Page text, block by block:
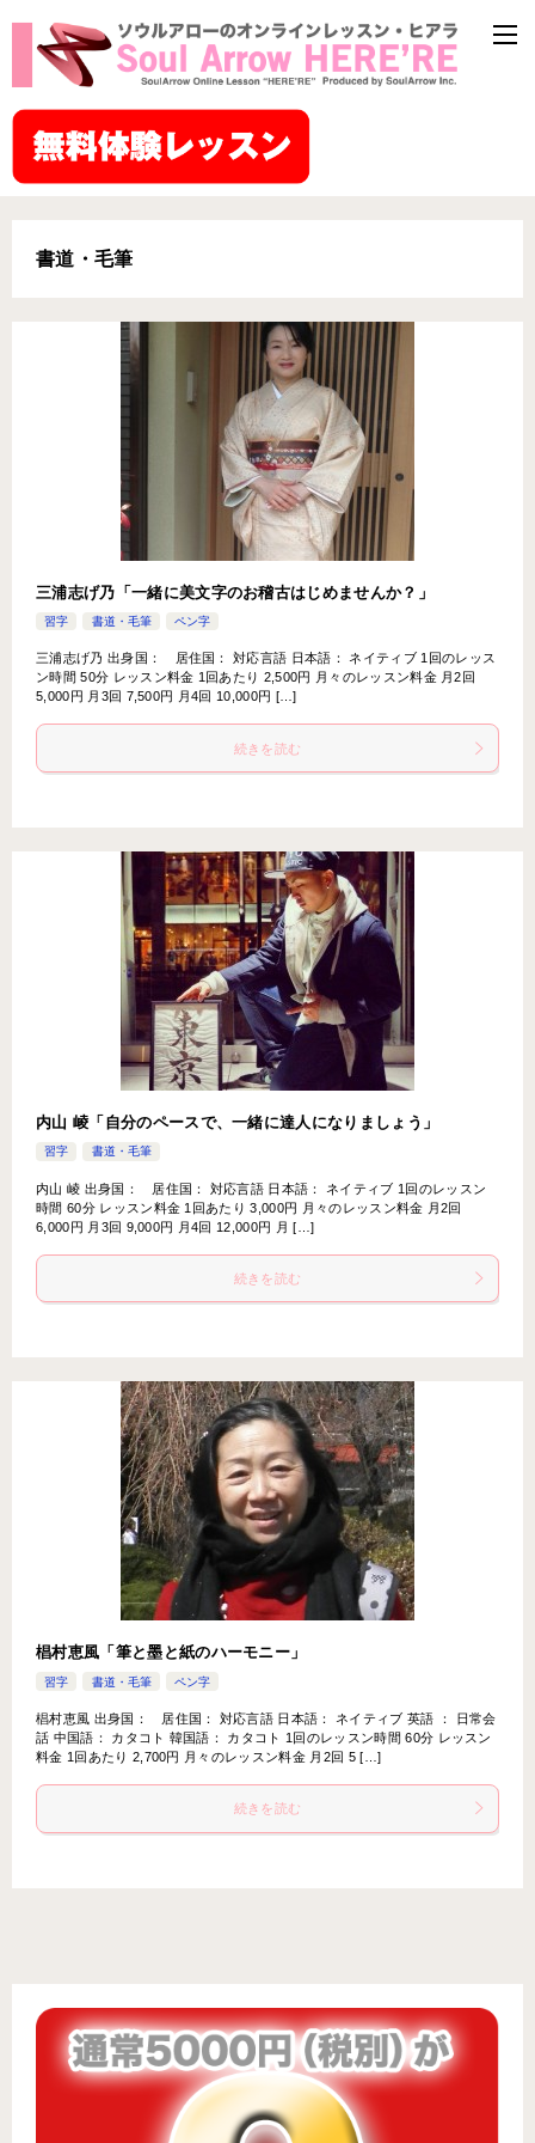
書道・毛筆
三浦志げ乃「一緒に美文字のお稽古はじめませんか？」
習字 書道・毛筆 ペン字
三浦志げ乃 出身国： 居住国： 対応言語 日本語： ネイティブ 1回のレッス
ン時間 50分 レッスン料金 1回あたり 2,500円 月々のレッスン料金 月2回
5,000円 月3回 7,500円 月4回 10,000円 […]
続きを読む
内山 崚「自分のペースで、一緒に達人になりましょう」
習字 書道・毛筆
内山 崚 出身国： 居住国： 対応言語 日本語： ネイティブ 1回のレッスン
時間 60分 レッスン料金 1回あたり 3,000円 月々のレッスン料金 月2回
6,000円 月3回 9,000円 月4回 12,000円 月 […]
続きを読む
椙村恵風「筆と墨と紙のハーモニー」
習字 書道・毛筆 ペン字
椙村恵風 出身国： 居住国： 対応言語 日本語： ネイティブ 英語 ： 日常会
話 中国語： カタコト 韓国語： カタコト 1回のレッスン時間 60分 レッスン
料金 1回あたり 2,700円 月々のレッスン料金 月2回 5 […]
続きを読む